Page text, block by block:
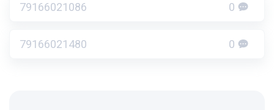
79166021086 0
79166021480 0